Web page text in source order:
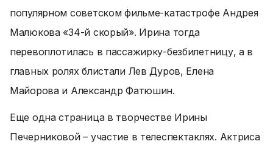
популярном советском фильме-катастрофе Андрея
Малюкова «34-й скорый». Ирина тогда
перевоплотилась в пассажирку-безбилетницу, а в
главных ролях блистали Лев Дуров, Елена
Майорова и Александр Фатюшин.
Еще одна страница в творчестве Ирины
Печерниковой – участие в телеспектаклях. Актриса